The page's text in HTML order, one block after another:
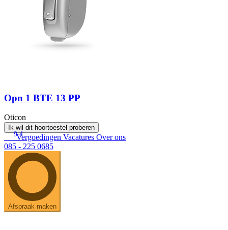
Opn 1 BTE 13 PP
Oticon
Ik wil dit hoortoestel proberen
9.4
Vergoedingen Vacatures Over ons
085 - 225 0685
Afspraak maken